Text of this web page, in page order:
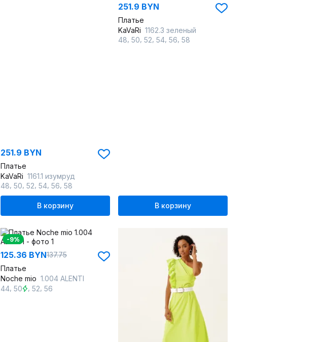
251.9 BYN
Платье
KaVaRi 1161.1 изумруд
48 50 52 54 56 58
В корзину
251.9 BYN
Платье
KaVaRi 1162.3 зеленый
48 50 52 54 56 58
В корзину
-9%
125.36 BYN137.75
Платье
Noche mio 1.004 ALENTI
44 50 ,52 ,56